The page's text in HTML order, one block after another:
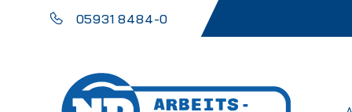
05931 8484-0